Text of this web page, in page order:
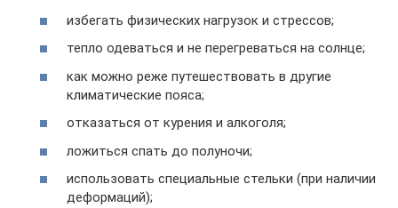
избегать физических нагрузок и стрессов;
тепло одеваться и не перегреваться на солнце;
как можно реже путешествовать в другие
климатические пояса;
отказаться от курения и алкоголя;
ложиться спать до полуночи;
использовать специальные стельки (при наличии
деформаций);